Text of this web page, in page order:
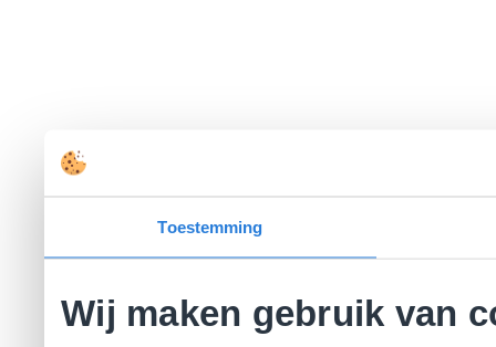
Toestemming
Wij maken gebruik van